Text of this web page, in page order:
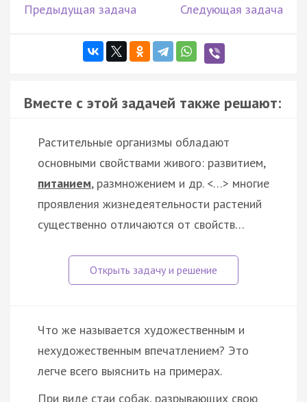
Предыдущая задача Следующая задача
Вместе с этой задачей также решают:
Растительные организмы обладают
основными свойствами живого: развитием,
питанием, размножением и др. <…> многие
проявления жизнедеятельности растений
существенно отличаются от свойств…
Что же называется художественным и
нехудожественным впечатлением? Это
легче всего выяснить на примерах.
При виде стаи собак, разрывающих свою